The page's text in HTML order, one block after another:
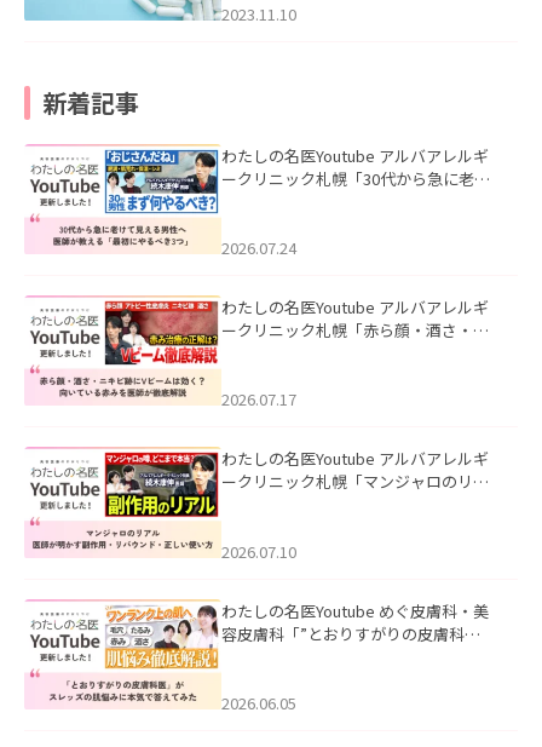
2023.11.10
新着記事
わたしの名医Youtube アルバアレルギ
ークリニック札幌「30代から急に老け
た。
2026.07.24
わたしの名医Youtube アルバアレルギ
ークリニック札幌「赤ら顔・酒さ・ニ
した。
2026.07.17
わたしの名医Youtube アルバアレルギ
ークリニック札幌「マンジャロのリア
た。
2026.07.10
わたしの名医Youtube めぐ皮膚科・美
容皮膚科「”とおりすがりの皮膚科
2026.06.05